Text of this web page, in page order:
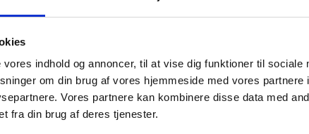
indhold og annoncer, til at vise dig funktioner til sociale
om din brug af vores hjemmeside med vores partnere
Vores partnere kan kombinere disse data med
fra din brug af deres tjenester.